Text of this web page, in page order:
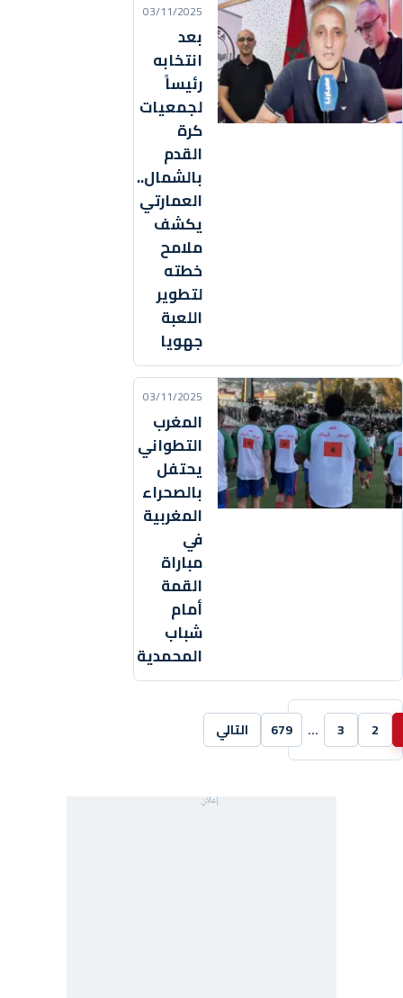
03/11/2025
بعد
انتخابه
رئيساً
لجمعيات
كرة
القدم
بالشمال..
العمارتي
يكشف
ملامح
خطته
لتطوير
اللعبة
جهويا
03/11/2025
المغرب
التطواني
يحتفل
بالصحراء
المغربية
في
مباراة
القمة
أمام
شباب
المحمدية
2
3
…
679 التالي